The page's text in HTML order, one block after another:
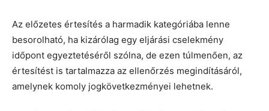
Az előzetes értesítés a harmadik kategóriába lenne
besorolható, ha kizárólag egy eljárási cselekmény
időpont egyeztetéséről szólna, de ezen túlmenően, az
értesítést is tartalmazza az ellenőrzés megindításáról,
amelynek komoly jogkövetkezményei lehetnek.